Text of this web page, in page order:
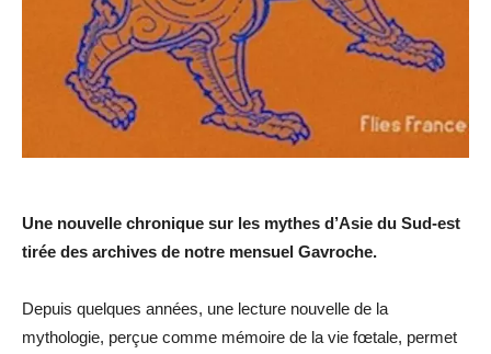
Une nouvelle chronique sur les mythes d’Asie du Sud-est
tirée des archives de notre mensuel Gavroche.
Depuis quelques années, une lecture nouvelle de la
mythologie, perçue comme mémoire de la vie fœtale, permet